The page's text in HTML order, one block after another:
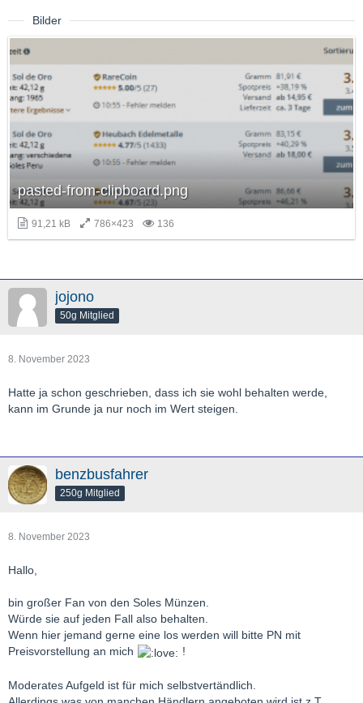
Bilder
pasted-from-clipboard.png
91,21 kB 786×423 136
jojono
50g Mitglied
8. November 2023
Hatte ja schon geschrieben, dass ich sie wohl behalten werde,
kann im Grunde ja nur noch im Wert steigen.
benzbusfahrer
250g Mitglied
8. November 2023
Hallo,
bin großer Fan von den Soles Münzen.
Würde sie auf jeden Fall also behalten.
Wenn hier jemand gerne eine los werden will bitte PN mit
Preisvorstellung an mich
!
Moderates Aufgeld ist für mich selbstvertändlich.